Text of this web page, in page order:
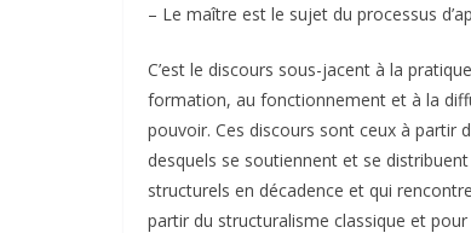
– Le maître est le sujet du processus
C’est le discours sous-jacent à la
formation, au fonctionnement et à la
pouvoir. Ces discours sont ceux à partir
desquels se soutiennent et se
structurels en décadence et qui
partir du structuralisme classique et